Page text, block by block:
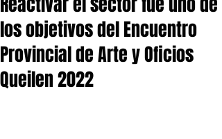
los objetivos del Encuentro
Provincial de Arte y Oficios
Queilen 2022